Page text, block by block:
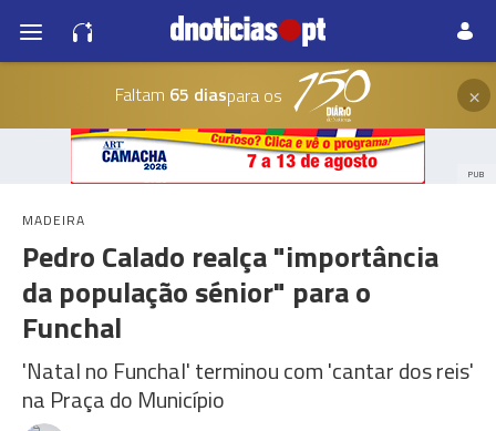
Faltam 65 diaspara os ×
PUB
MADEIRA
Pedro Calado realça "importância
da população sénior" para o
Funchal
'Natal no Funchal' terminou com 'cantar dos reis'
na Praça do Município